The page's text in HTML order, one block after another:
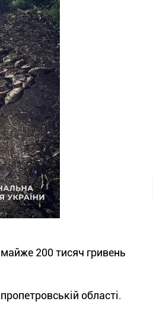
200 тисяч гривень
області.